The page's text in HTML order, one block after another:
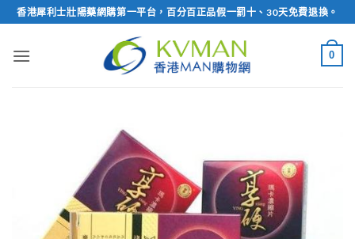
Skip
to
content
香港犀利士壯陽藥網購第一平台，百分百正品假一罰十、30天免費退換。
0